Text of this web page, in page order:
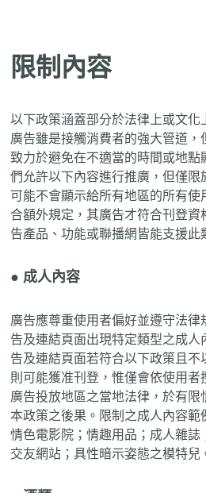
限制內容
以下政策涵蓋部分於法律上或文化
廣告雖是接觸消費者的強大管道，
致力於避免在不適當的時間或地
們允許以下內容進行推廣，但僅限
可能不會顯示給所有地區的所有
合額外規定，其廣告才符合刊登資
告產品、功能或聯播網皆能支援此
● 成人內容
廣告應尊重使用者偏好並遵守法
告及連結頁面出現特定類型之成
告及連結頁面若符合以下政策且不
則可能獲准刊登，惟僅會依使用者
廣告投放地區之當地法律，於有限
本政策之後果。限制之成人內容範
情色電影院；情趣用品；成人雜誌
交友網站；具性暗示姿態之模特兒